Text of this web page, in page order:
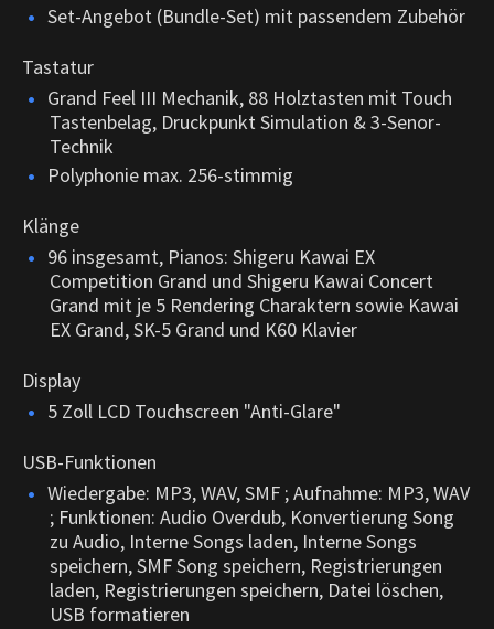
Set-Angebot (Bundle-Set) mit passendem Zubehör
Tastatur
Grand Feel III Mechanik, 88 Holztasten mit Touch
Tastenbelag, Druckpunkt Simulation & 3-Senor-
Technik
Polyphonie max. 256-stimmig
Klänge
96 insgesamt, Pianos: Shigeru Kawai EX
Competition Grand und Shigeru Kawai Concert
Grand mit je 5 Rendering Charaktern sowie Kawai
EX Grand, SK-5 Grand und K60 Klavier
Display
5 Zoll LCD Touchscreen "Anti-Glare"
USB-Funktionen
Wiedergabe: MP3, WAV, SMF ; Aufnahme: MP3, WAV
; Funktionen: Audio Overdub, Konvertierung Song
zu Audio, Interne Songs laden, Interne Songs
speichern, SMF Song speichern, Registrierungen
laden, Registrierungen speichern, Datei löschen,
USB formatieren